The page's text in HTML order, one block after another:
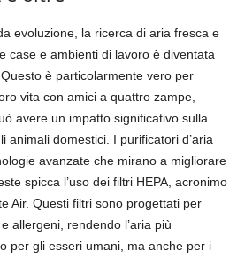
evoluzione, la ricerca di aria fresca e
case e ambienti di lavoro è diventata
è particolarmente vero per
vita con amici a quattro zampe,
avere un impatto significativo sulla
animali domestici. I purificatori d’aria
avanzate che mirano a migliorare
spicca l’uso dei filtri HEPA, acronimo
Air. Questi filtri sono progettati per
allergeni, rendendo l’aria più
per gli esseri umani, ma anche per i